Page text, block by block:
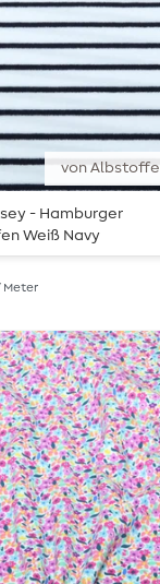
von Albstoffe
- Hamburger
Weiß Navy
/ Meter